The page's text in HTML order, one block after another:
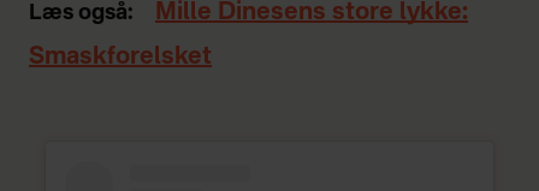
Læs også:
Mille Dinesens store lykke:
Smaskforelsket